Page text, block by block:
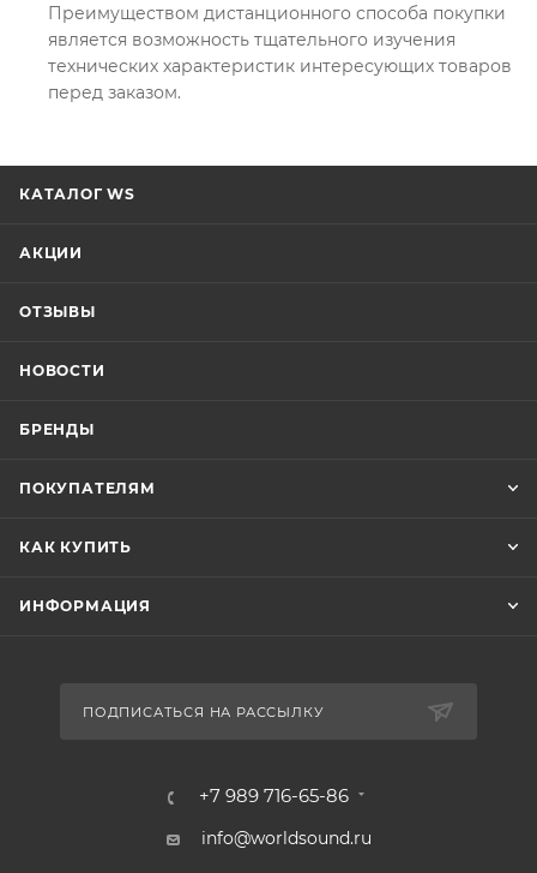
Преимуществом дистанционного способа покупки
является возможность тщательного изучения
технических характеристик интересующих товаров
перед заказом.
КАТАЛОГ WS
АКЦИИ
ОТЗЫВЫ
НОВОСТИ
БРЕНДЫ
ПОКУПАТЕЛЯМ
КАК КУПИТЬ
ИНФОРМАЦИЯ
ПОДПИСАТЬСЯ НА РАССЫЛКУ
+7 989 716-65-86
info@worldsound.ru